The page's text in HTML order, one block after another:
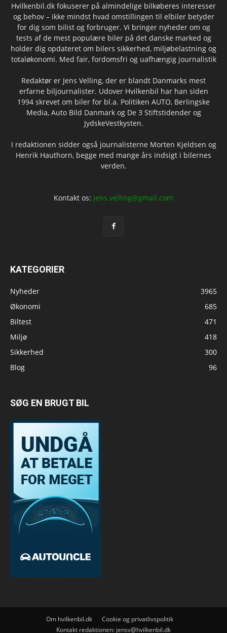
Hvilkenbil.dk fokuserer på almindelige bilkøberes interesser
og behov – ikke mindst hvad omstillingen til elbiler betyder
for dig som bilist og forbruger. Vi bringer nyheder om og
tests af de mest populære biler på det danske marked og
holder dig opdateret om bilers sikkerhed, miljøbelastning og
totaløkonomi. Med fair, fordomsfri og uafhængig journalistik
Redaktør er Jens Velling, der er blandt Danmarks mest
erfarne biljournalister. Udover Hvilkenbil har han siden
1994 skrevet om biler for bl.a. Politiken AUTO, Berlingske
Media, Auto Bild Danmark og De 3 Stiftstidender og
JydskeVestkysten.
I redaktionen sidder også journalisterne Morten Kjeldsen og
Henrik Hauthorn, begge med mange års indsigt i bilernes
verden.
Kontakt os: jens.velling@gmail.com
KATEGORIER
Nyheder
3965
Økonomi
685
Biltest
471
Miljø
418
Sikkerhed
300
Blog
96
SØG EN BRUGT BIL
Om hvilkenbil.dk
Cookie og privatlivspolitik
Kontakt redaktionen: jensv@hvilkenbil.dk